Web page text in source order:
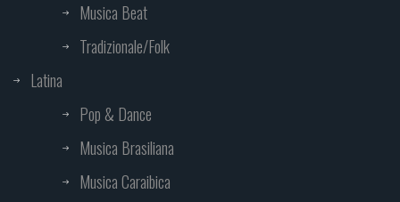
Musica Beat
Tradizionale/Folk
Latina
Pop & Dance
Musica Brasiliana
Musica Caraibica